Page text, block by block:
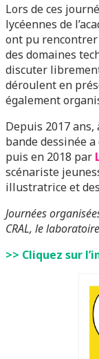
Lors de ces
lycéennes de
ont pu
des domaines
discuter
déroulent en
également
Depuis 2017 ans,
bande dessinée
puis en 2018 par
scénariste
illustratrice et
Journées
CRAL, le
>> Cliquez sur